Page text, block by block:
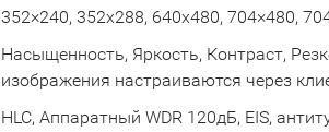
352×240, 352х288, 640x480, 704×480,
Насыщенность, Яркость, Контраст,
изображения настраиваются через
HLC, Аппаратный WDR 120дБ, EIS,